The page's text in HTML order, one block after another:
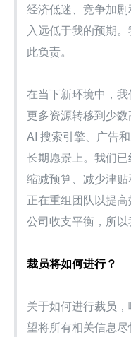
经济低迷、竞争加
入远低于我的预期
此负责。
在当下新环境中，
更多资源转移到少
AI 搜索引擎、广告
长期愿景上。我们
缩减预算、减少津
正在重组团队以提
公司收支平衡，所以
裁员将如何进行？
关于如何进行裁员
望将所有相关信息